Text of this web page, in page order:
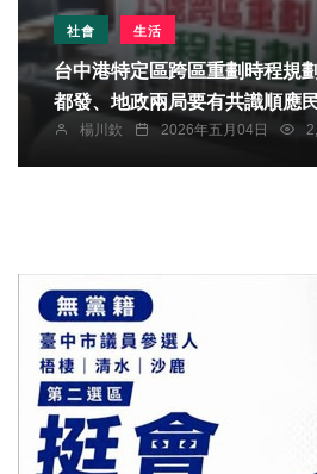
社會 生活
台中港特定區跨區重劃時程規
都發、地政兩局要有共識順應
楊川欽 2026年五月04日